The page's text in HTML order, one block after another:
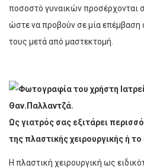
ποσοστό γυναικών προσέρχονται
ώστε να προβούν σε μία
τους μετά από μαστεκτομή.
Ωςγιατρός σας εξιτάρει
της πλαστικής χειρουργικής ή το
Η πλαστική χειρουργική ως